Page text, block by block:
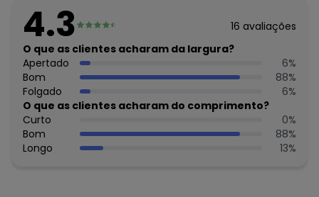
Forro: Não
Decote Frente : Transpassado
Fornecedor: ABRANGE INDÚSTRIA E COMÉRCIO DE CONFECÇÕ
/ CNPJ 78.072.340/0019-4
Feito: no Brasil
Cuidados para conservação do produto: Temperatura
máxima de lavagem 30C. Não alvejar. Não passar sobre a
estampa
Tecido: Suedine
Composição: 100% Algodão
4.3 16 avaliações
O que as clientes acharam da largura?
Apertado
6%
Bom
88%
Folgado
6%
O que as clientes acharam do comprimento?
Curto
0%
Bom
88%
Longo
13%